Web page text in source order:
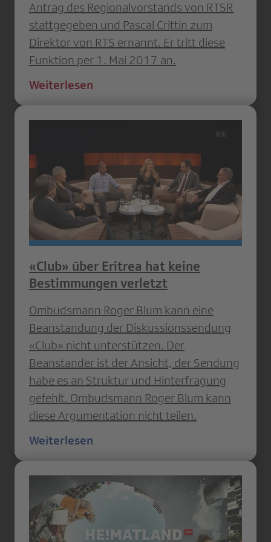
Antrag des Regionalvorstands von RTSR
stattgegeben und Pascal Crittin zum
Direktor von RTS ernannt. Er tritt diese
Funktion per 1. Mai 2017 an.
Weiterlesen
«Club» über Eritrea hat keine
Bestimmungen verletzt
Ombudsmann Roger Blum kann eine
Beanstandung der Diskussionssendung
«Club» nicht unterstützen. Der
Beanstander ist der Ansicht, der Sendung
habe es an Struktur und Hinterfragung
gefehlt. Ombudsmann Roger Blum kann
diese Argumentation nicht teilen.
Weiterlesen